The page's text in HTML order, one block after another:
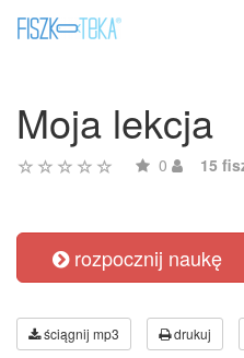
Moja lekcja
0 15
rozpocznij naukę
ściągnij mp3 drukuj